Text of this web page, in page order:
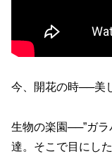
今、開花の時──美
生物の楽園──”ガ
達。そこで目にし